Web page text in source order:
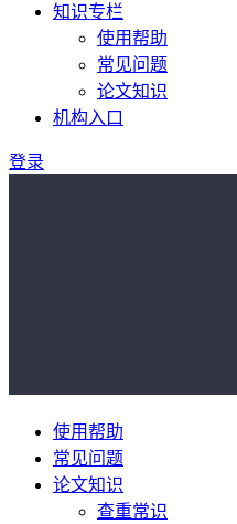
知识专栏
使用帮助
常见问题
论文知识
机构入口
登录
使用帮助
常见问题
论文知识
查重常识